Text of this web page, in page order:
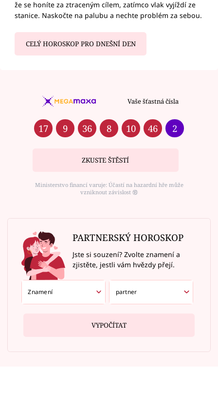
že se honíte za ztraceným cílem, zatímco vlak vyjíždí ze
stanice. Naskočte na palubu a nechte problém za sebou.
CELÝ HOROSKOP PRO DNEŠNÍ DEN
Vaše šťastná čísla
17 9 36 8 10 46 2
ZKUSTE ŠTĚSTÍ
Ministerstvo financí varuje: Účastí na hazardní hře může
vzniknout závislost ⑱
PARTNERSKÝ HOROSKOP
Jste si souzení? Zvolte znamení a
zjistěte, jestli vám hvězdy přejí.
VYPOČÍTAT